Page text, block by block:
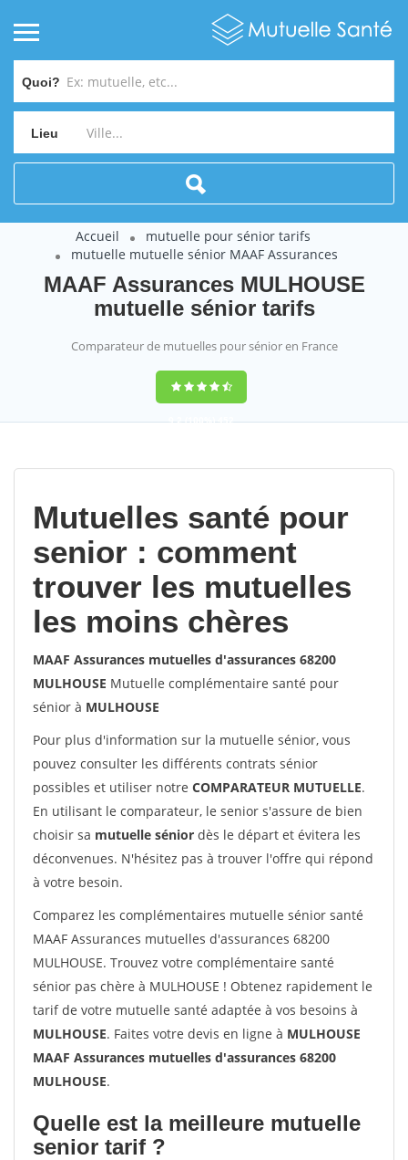
Quoi?
Lieu
Accueil
mutuelle pour sénior tarifs
mutuelle mutuelle sénior MAAF Assurances
MAAF Assurances MULHOUSE
mutuelle sénior tarifs
Comparateur de mutuelles pour sénior en France
9,2(100%)452
Mutuelles santé pour
senior : comment
trouver les mutuelles
les moins chères
MAAF Assurances mutuelles d'assurances 68200
MULHOUSE Mutuelle complémentaire santé pour
sénior à MULHOUSE
Pour plus d'information sur la mutuelle sénior, vous
pouvez consulter les différents contrats sénior
possibles et utiliser notre COMPARATEUR MUTUELLE.
En utilisant le comparateur, le senior s'assure de bien
choisir sa mutuelle sénior dès le départ et évitera les
déconvenues. N'hésitez pas à trouver l'offre qui répond
à votre besoin.
Comparez les complémentaires mutuelle sénior santé
MAAF Assurances mutuelles d'assurances 68200
MULHOUSE. Trouvez votre complémentaire santé
sénior pas chère à MULHOUSE ! Obtenez rapidement le
tarif de votre mutuelle santé adaptée à vos besoins à
MULHOUSE. Faites votre devis en ligne à MULHOUSE
MAAF Assurances mutuelles d'assurances 68200
MULHOUSE.
Quelle est la meilleure mutuelle
senior tarif ?